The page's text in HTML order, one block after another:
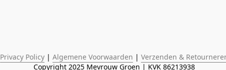
Privacy Policy | Algemene Voorwaarden | Verzenden &
Copyright 2025 Mevrouw Groen | KVK 86213938